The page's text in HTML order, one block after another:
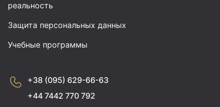
реальность
Защита персональных данных
Учебные программы
+38 (095) 629-66-63
+44 7442 770 792